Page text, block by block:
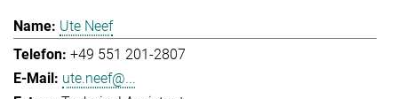
Ute Neef
+49 551 201-2807
ute.neef@...